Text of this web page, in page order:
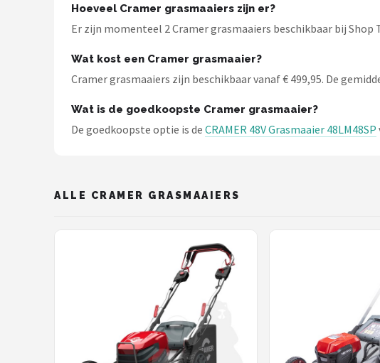
Alle merken →
Hoeveel Cramer grasmaaiers zijn er?
Er zijn momenteel 2 Cramer grasmaaiers beschikbaar bij Shop
Wat kost een Cramer grasmaaier?
Cramer grasmaaiers zijn beschikbaar vanaf € 499,95. De
Wat is de goedkoopste Cramer grasmaaier?
De goedkoopste optie is de CRAMER 48V Grasmaaier 48LM48SP
ALLE CRAMER GRASMAAIERS